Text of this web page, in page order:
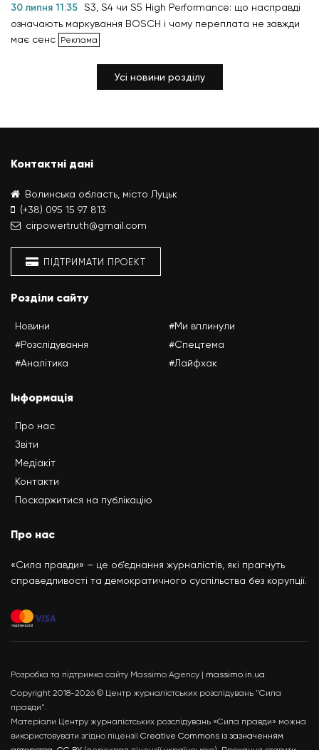
30 липня 11:35 S3, S4 чи S5 High Performance: що насправді
означають маркування BOSCH і чому переплата не завжди
має сенс
Усі новини розділу
Контактні дані
Волинська область, місто Луцьк
(+38) 095 15 97 813
cirpowertruth@gmail.com
ПІДТРИМАТИ ПРОЕКТ
Розділи сайту
Новини
#Розслідування
#Аналітика
#Ми вплинули
#Спецтема
#Лайфхак
Інформація
Про нас
Звіти
Медіакіт
Контакти
Поскаржитися на публікацію
Про нас
«Сила правди» – це об’єднання журналістів, які прагнуть
справедливості та демократичного суспільства без корупції.
Розробка та підтримка сайту Massimo Agency | massimo.in.ua
Copyright 2018-2026 © Центр журналістських розслідувань "Сила
правди".
Матеріали Центру журналістських розслідувань «Сила правди» можна
використовувати згідно ліцензії Creative Commons із зазначенням